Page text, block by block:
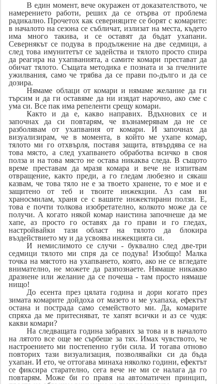
В един момент, вече окуражен от доказателството, че
намерението работи, реших да се отърва от проблема
радикално. Прочетох как северняците се борят с комарите:
в началото на сезона се събличат, излизат на места, където
има много такива, и се оставят да бъдат ухапани.
Севернякът се подува в продължение на две седмици, а
след това имунитетът се задейства и тялото просто спира
да реагира на ухапванията, а самите комари престават да
обичат тялото. Същата методика е позната и за пчелните
ужилвания, само че трябва да се прави по-дълго и да се
дозира.
Нямаме облаци от комари и нямаме желание да ги
търсим и да ги оставяме да ни изядат нарочно, ако сме с
ума си. Все пак има репеленти срещу комари.
Както и да е, какво направих. Вдъхнових се и
започнах да си повтарям, че възнамерявам да не се
разболявам от ухапвания от комари. И започнах да
визуализирам, че в момента, в който ме ухапе комар,
тялото ми го отхвърля, поставя защита, втвърдява се на
това място, а след ухапването обработва всичко в своя
полза и на това място не остава никаква следа. В същото
време преставам да мразя комара и вече не изпитвам
отвращение, както преди, а го гледам любезно и сякаш
казвам, че това тяло не е за твоето хранене, то е мое и е
защитено от теб и твоите инжекции. Аз сам ви
храносмилам, храня се с вашите инжектирани ползи. Е,
това е почти толкова изобретателно, колкото може да се
получи. А когато някой комар наистина започнеше да ме
хапе, аз просто го оставях да го прави и го гледах,
настройвайки тази област на тялото да блокира
въздействието му и да усвоява инжекцията си.
И немислимото се случи - буквално след две-три
седмици тялото ми спря да се подува! Изобщо! Малка
точка на мястото на ухапването, която, ако не се вгледате
внимателно, не можете да разпознаете. Нямаше никакво
дразнене или желание да се почеша - там просто нямаше
нищо!
До есента през цялата година и дори когато през
зимата комарите дойдоха от мазето и ме ухапаха, ефектът
остана и пострада само семейството ми. Да, комарите
спряха да ме притесняват, те хапят всички и аз се чудя:
какви комари?
На следващата година забравих за това и в началото
на лятото все още ме сърбеше за тях. Имах чувството, че
настроението ми постепенно губи сила. И тогава отново
повторих тази визуализация, позволявайки си да бъда
ухапан. И ето, че оттогава минаха няколко години, ефектът
се фиксира старателно, сега вече не ми се налага да го
повтарям. Може би го правя на автоматичен принцип,